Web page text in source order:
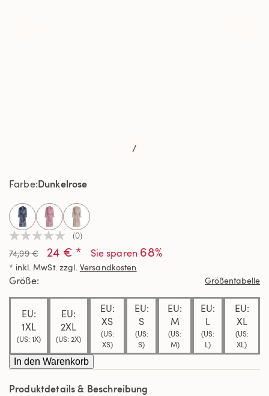
/
Kein
Beurteilungswert
Link
auf
derselben
(0)
74,99 € 24 € * Sie sparen 68%
* inkl. MwSt. zzgl. Versandkosten
Farbe Dunkelrose
selected
Größe Größentabelle
EU:
1XL
(US: 1X)
EU:
2XL
(US: 2X)
EU:
XS
(US:
XS)
EU:
S
(US:
S)
EU:
M
(US:
M)
EU:
L
(US:
L)
EU:
XL
(US:
XL)
In den Warenkorb
Produktdetails & Beschreibung